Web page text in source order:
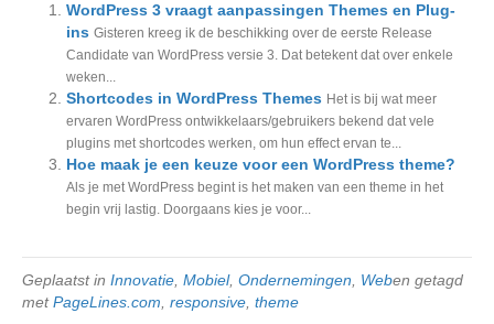
WordPress 3 vraagt aanpassingen Themes en Plug-
ins Gisteren kreeg ik de beschikking over de eerste Release
Candidate van WordPress versie 3. Dat betekent dat over enkele
weken...
Shortcodes in WordPress Themes Het is bij wat meer
ervaren WordPress ontwikkelaars/gebruikers bekend dat vele
plugins met shortcodes werken, om hun effect ervan te...
Hoe maak je een keuze voor een WordPress theme?
Als je met WordPress begint is het maken van een theme in het
begin vrij lastig. Doorgaans kies je voor...
Geplaatst in Innovatie Mobiel, Ondernemingen Weben getagd
metPageLines.com responsive theme